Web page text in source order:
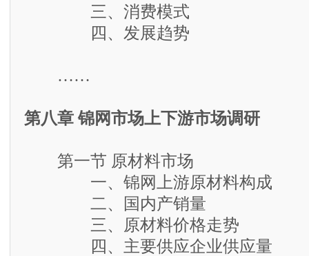
三、消费模式
四、发展趋势
……
第八章 锦网市场上下游市场调研
第一节 原材料市场
一、锦网上游原材料构成
二、国内产销量
三、原材料价格走势
四、主要供应企业供应量